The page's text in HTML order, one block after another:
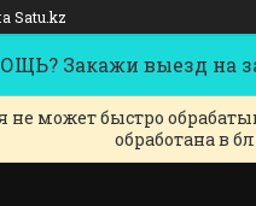
Satu.kz
Закажи выезд на
может быстро
обработана в